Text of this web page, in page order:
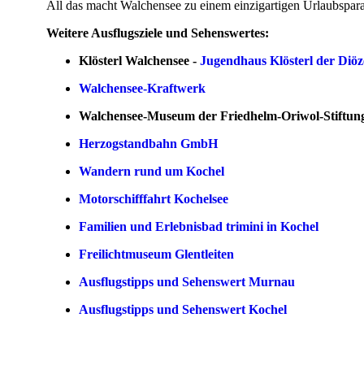
All das macht Walchensee zu einem einzigartigen
Weitere Ausflugsziele und Sehenswertes:
Klösterl Walchensee - Jugendhaus Klösterl der
Walchensee-Kraftwerk
Walchensee-Museum der Friedhelm-Oriwol-
Herzogstandbahn GmbH
Wandern rund um Kochel
Motorschifffahrt Kochelsee
Familien und Erlebnisbad trimini in Kochel
Freilichtmuseum Glentleiten
Ausflugstipps und Sehenswert Murnau
Ausflugstipps und Sehenswert Kochel